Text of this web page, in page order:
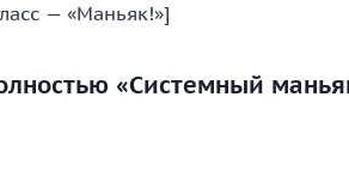
— «Маньяк!»]
«Системный